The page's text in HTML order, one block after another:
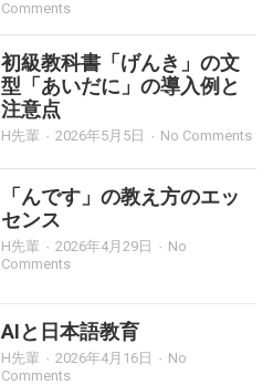
Comments
初級教科書「げんき」の文
型「あいだに」の導入例と
注意点
H先輩 2026年5月5日 No Comments
「んです」の教え方のエッ
センス
H先輩 2026年4月29日
No
Comments
AIと日本語教育
H先輩 2026年4月16日
No
Comments